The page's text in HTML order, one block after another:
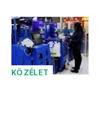
KÖZÉLET